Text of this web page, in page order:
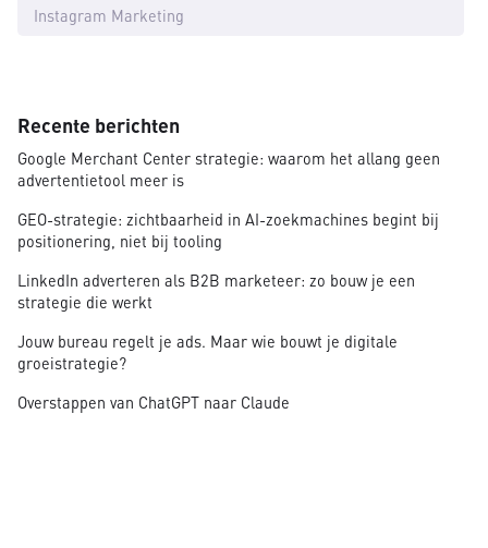
Instagram Marketing
Recente berichten
Google Merchant Center strategie: waarom het allang geen
advertentietool meer is
GEO-strategie: zichtbaarheid in AI-zoekmachines begint bij
positionering, niet bij tooling
LinkedIn adverteren als B2B marketeer: zo bouw je een
strategie die werkt
Jouw bureau regelt je ads. Maar wie bouwt je digitale
groeistrategie?
Overstappen van ChatGPT naar Claude